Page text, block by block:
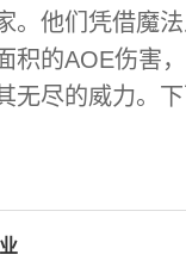
。他们凭借魔
积的AOE伤害
无尽的威力。